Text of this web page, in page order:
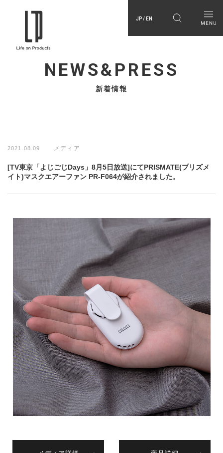
JP / EN
NEWS&PRESS
新着情報
2021.08.09 メディア
[TV東京「よじごじDays」8月5日放送]にてPRISMATE(プリズメ
イト)マスクエアーファン PR-F064が紹介されました。